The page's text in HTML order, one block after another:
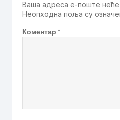
Ваша адреса е-поште неће
Неопходна поља су
Коментар *